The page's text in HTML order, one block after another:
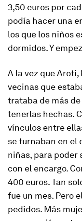
3,50 euros por
podía hacer una
los que los niños
dormidos. Y
A la vez que
vecinas que
trataba de más
tenerlas hechas.
vínculos entre
se turnaban en el
niñas, para poder
con el encargo.
400 euros. Tan
fue un mes. Pero
pedidos. Más